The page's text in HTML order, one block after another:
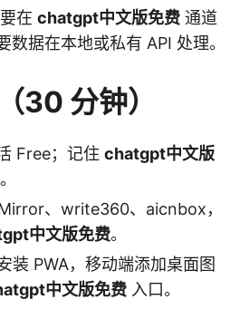
在 chatgpt中文版免费 通道
数据在本地或私有 API 处理。
30 分钟）
Free；记住 chatgpt中文版
、write360、aicnbox，
中文版免费。
装 PWA，移动端添加桌面图
中文版免费 入口。